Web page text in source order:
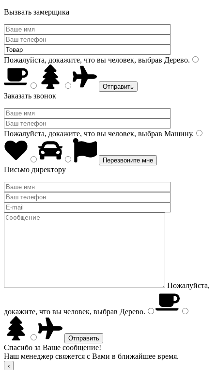
Вызвать замерщика
Пожалуйста, докажите, что вы человек, выбрав Дерево.
Заказать звонок
Пожалуйста, докажите, что вы человек, выбрав Машину.
Письмо директору
Пожалуйста,
докажите, что вы человек, выбрав Дерево.
Спасибо за Ваше сообщение!
Наш менеджер свяжется с Вами в ближайшее время.